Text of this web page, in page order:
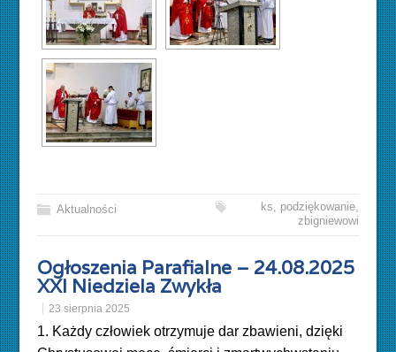
Aktualności ks, podziękowanie,
zbigniewowi
Ogłoszenia Parafialne – 24.08.2025
XXI Niedziela Zwykła
23 sierpnia 2025
1. Każdy człowiek otrzymuje dar zbawieni, dzięki